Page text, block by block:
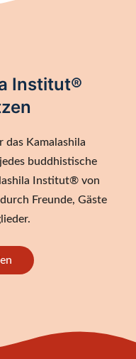
Institut®
das Kamalashila
buddhistische
Institut® von
Freunde, Gäste